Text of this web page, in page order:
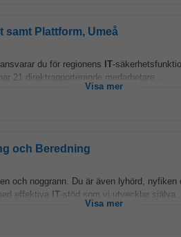
samt Plattform, Umeå
du för regionens IT-
21 direktrapporterande medarbetare...
Visa mer
och Beredning
och noggrann. Du är även lyhörd,
effektiva IT-stöd som vi utvecklar själva...
Visa mer